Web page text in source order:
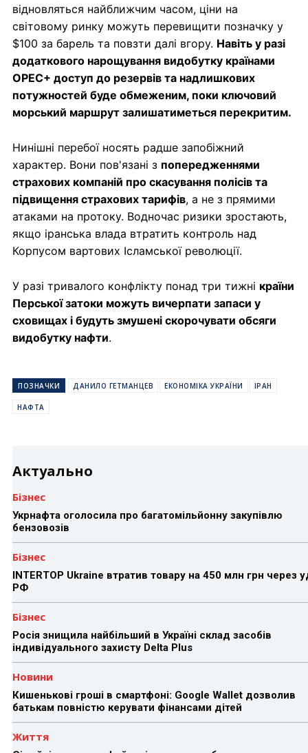
відновляться найближчим часом, ціни на
світовому ринку можуть перевищити позначку у
$100 за барель та повзти далі вгору. Навіть у разі
додаткового нарощування видобутку країнами
OPEC+ доступ до резервів та надлишкових
потужностей буде обмеженим, поки ключовий
морський маршрут залишатиметься перекритим.
Нинішні перебої носять радше запобіжний
характер. Вони пов'язані з попередженнями
страхових компаній про скасування полісів та
підвищення страхових тарифів, а не з прямими
атаками на протоку. Водночас ризики зростають,
якщо іранська влада втратить контроль над
Корпусом вартових Ісламської революції.
У разі тривалого конфлікту понад три тижні країни
Перської затоки можуть вичерпати запаси у
сховищах і будуть змушені скорочувати обсяги
видобутку нафти.
ПОЗНАЧКИ ДАНИЛО ГЕТМАНЦЕВ ЕКОНОМІКА УКРАЇНИ ІРАН
НАФТА
Актуально
Бізнес
Укрнафта оголосила про багатомільйонну закупівлю
бензовозів
Бізнес
INTERTOP Ukraine втратив товару на 450 млн грн через
РФ
Бізнес
Росія знищила найбільший в Україні склад засобів
індивідуального захисту Delta Plus
Новини
Кишенькові гроші в смартфоні: Google Wallet дозволив
батькам повністю керувати фінансами дітей
Життя